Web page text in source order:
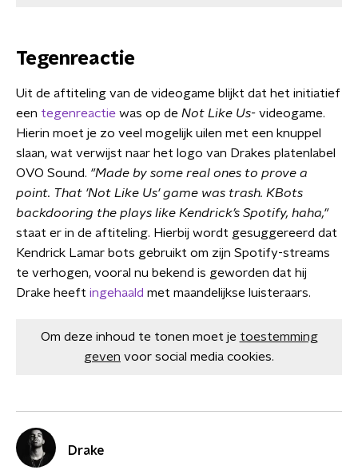
Tegenreactie
Uit de aftiteling van de videogame blijkt dat het initiatief
een tegenreactie was op de Not Like Us- videogame.
Hierin moet je zo veel mogelijk uilen met een knuppel
slaan, wat verwijst naar het logo van Drakes platenlabel
OVO Sound. "Made by some real ones to prove a
point. That 'Not Like Us' game was trash. KBots
backdooring the plays like Kendrick’s Spotify, haha,"
staat er in de aftiteling. Hierbij wordt gesuggereerd dat
Kendrick Lamar bots gebruikt om zijn Spotify-streams
te verhogen, vooral nu bekend is geworden dat hij
Drake heeft ingehaald met maandelijkse luisteraars.
Om deze inhoud te tonen moet je toestemming
geven voor social media cookies.
Drake